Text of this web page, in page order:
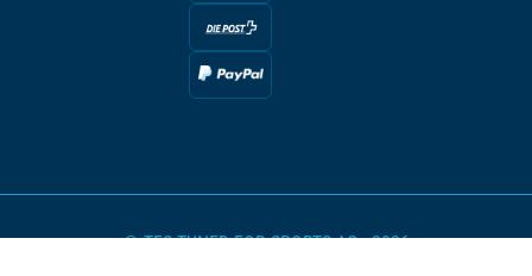
© TFS TUNED FOR SPORTS AG - 2026